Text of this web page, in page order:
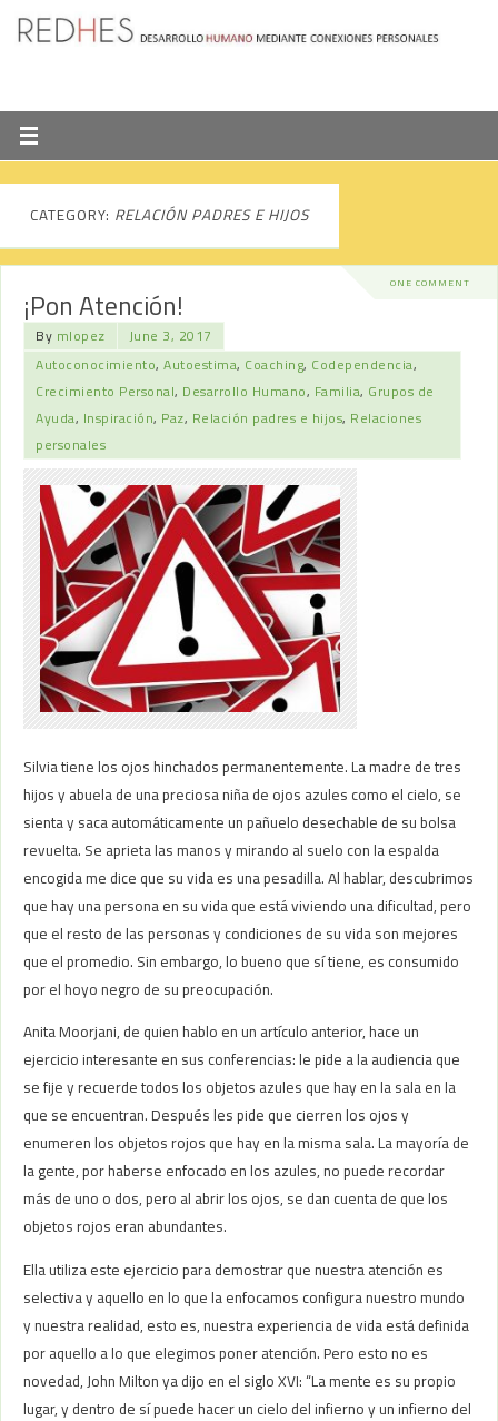
CATEGORY: RELACIÓN PADRES E HIJOS
ONE COMMENT
¡Pon Atención!
By mlopez
June 3, 2017
Autoconocimiento,Autoestima, Coaching, Codependencia,
Crecimiento Personal, Desarrollo Humano, Familia, Grupos de
Ayuda, Inspiración, Paz, Relación padres e hijos, Relaciones
personales
Silvia tiene los ojos hinchados permanentemente. La madre de tres
hijos y abuela de una preciosa niña de ojos azules como el cielo, se
sienta y saca automáticamente un pañuelo desechable de su bolsa
revuelta. Se aprieta las manos y mirando al suelo con la espalda
encogida me dice que su vida es una pesadilla. Al hablar, descubrimos
que hay una persona en su vida que está viviendo una dificultad, pero
que el resto de las personas y condiciones de su vida son mejores
que el promedio. Sin embargo, lo bueno que sí tiene, es consumido
por el hoyo negro de su preocupación.
Anita Moorjani, de quien hablo en un artículo anterior, hace un
ejercicio interesante en sus conferencias: le pide a la audiencia que
se fije y recuerde todos los objetos azules que hay en la sala en la
que se encuentran. Después les pide que cierren los ojos y
enumeren los objetos rojos que hay en la misma sala. La mayoría de
la gente, por haberse enfocado en los azules, no puede recordar
más de uno o dos, pero al abrir los ojos, se dan cuenta de que los
objetos rojos eran abundantes.
Ella utiliza este ejercicio para demostrar que nuestra atención es
selectiva y aquello en lo que la enfocamos configura nuestro mundo
y nuestra realidad, esto es, nuestra experiencia de vida está definida
por aquello a lo que elegimos poner atención. Pero esto no es
novedad, John Milton ya dijo en el siglo XVI: “La mente es su propio
lugar, y dentro de sí puede hacer un cielo del infierno y un infierno del